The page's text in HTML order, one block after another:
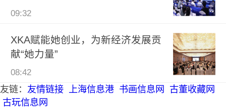
09:32
XKA赋能她创业，为新经济发展贡
献“她力量”
08:42
友链： 友情链接 上海信息港 书画信息网
古董收藏网
古玩信息网